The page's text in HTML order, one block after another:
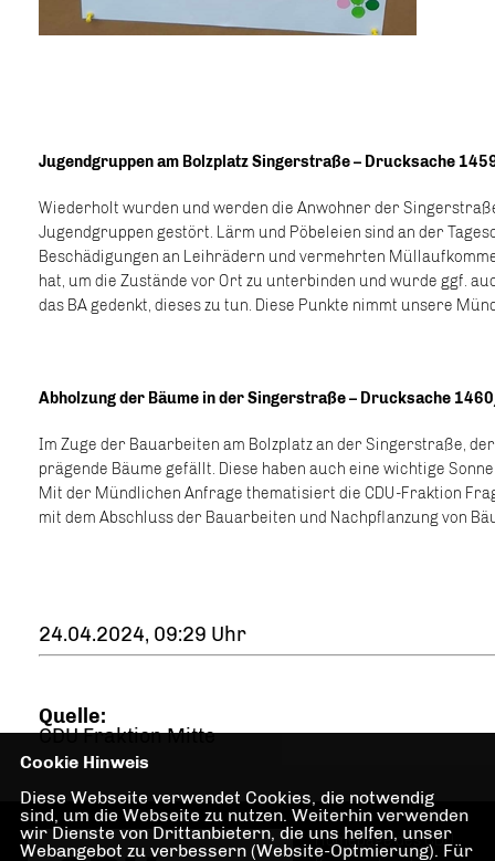
Jugendgruppen am Bolzplatz Singerstraße – Drucksache
Wiederholt wurden und werden die Anwohner der
Jugendgruppen gestört. Lärm und Pöbeleien sind an der
Beschädigungen an Leihrädern und vermehrten
hat, um die Zustände vor Ort zu unterbinden und wurde ggf.
das BA gedenkt, dieses zu tun. Diese Punkte nimmt unsere
Abholzung der Bäume in der Singerstraße – Drucksache
Im Zuge der Bauarbeiten am Bolzplatz an der Singerstraße,
prägende Bäume gefällt. Diese haben auch eine wichtige
Mit der Mündlichen Anfrage thematisiert die CDU-Fraktion
mit dem Abschluss der Bauarbeiten und Nachpflanzung von
24.04.2024, 09:29 Uhr
Quelle:
CDU Fraktion Mitte
Homepage des CDU
Cookie Hinweis
Diese Webseite verwendet Cookies, die notwendig
sind, um die Webseite zu nutzen. Weiterhin verwenden
wir Dienste von Drittanbietern, die uns helfen, unser
Webangebot zu verbessern (Website-Optmierung). Für